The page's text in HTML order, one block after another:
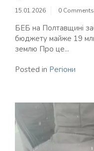
15.01.2026 0 Comments
БЕБ на Полтавщині
бюджету майже 19
землю Про це...
Posted in Регіони